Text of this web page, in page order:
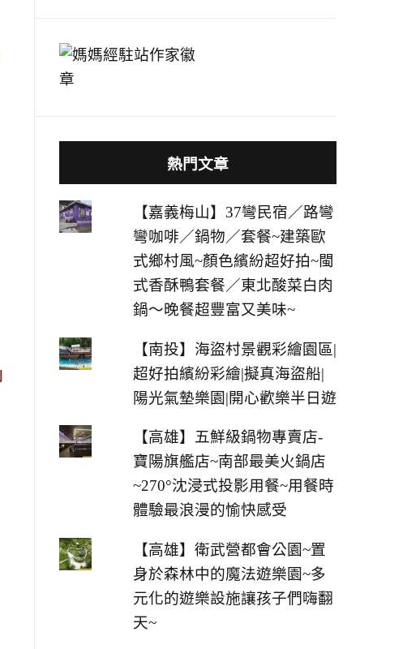
熱門文章
【嘉義梅山】37彎民宿／路彎
彎咖啡／鍋物／套餐~建築歐
式鄉村風~顏色繽紛超好拍~閩
式香酥鴨套餐／東北酸菜白肉
鍋～晚餐超豐富又美味~
【南投】海盜村景觀彩繪園區|
超好拍繽紛彩繪|擬真海盜船|
陽光氣墊樂園|開心歡樂半日遊
【高雄】五鮮級鍋物專賣店-
寶陽旗艦店~南部最美火鍋店
~270°沈浸式投影用餐~用餐時
體驗最浪漫的愉快感受
【高雄】衛武營都會公園~置
身於森林中的魔法遊樂園~多
元化的遊樂設施讓孩子們嗨翻
天~